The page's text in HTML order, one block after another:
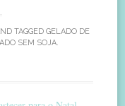
TAGGED GELADO DE
SEM SOJA.